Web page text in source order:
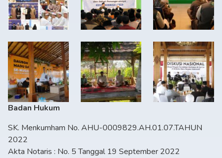
Badan Hukum
SK. Menkumham No. AHU-0009829.AH.01.07.TAHUN
2022
Akta Notaris : No. 5 Tanggal 19 September 2022